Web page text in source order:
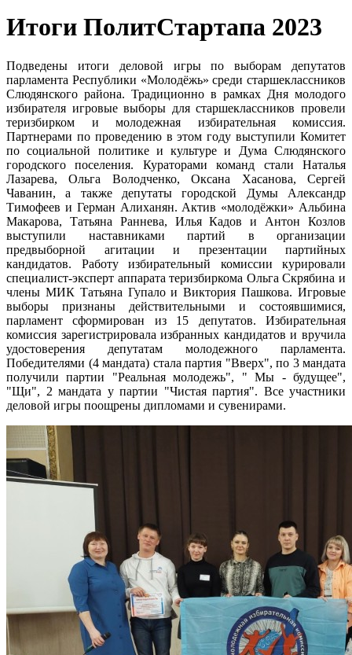
Итоги ПолитСтартапа 2023
Подведены итоги деловой игры по выборам депутатов
парламента Республики «Молодёжь» среди старшеклассников
Слюдянского района. Традиционно в рамках Дня молодого
избирателя игровые выборы для старшеклассников провели
теризбирком и молодежная избирательная комиссия.
Партнерами по проведению в этом году выступили Комитет
по социальной политике и культуре и Дума Слюдянского
городского поселения. Кураторами команд стали Наталья
Лазарева, Ольга Володченко, Оксана Хасанова, Сергей
Чаванин, а также депутаты городской Думы Александр
Тимофеев и Герман Алиханян. Актив «молодёжки» Альбина
Макарова, Татьяна Раннева, Илья Кадов и Антон Козлов
выступили наставниками партий в организации
предвыборной агитации и презентации партийных
кандидатов. Работу избирательный комиссии курировали
специалист-эксперт аппарата теризбиркома Ольга Скрябина и
члены МИК Татьяна Гупало и Виктория Пашкова. Игровые
выборы признаны действительными и состоявшимися,
парламент сформирован из 15 депутатов. Избирательная
комиссия зарегистрировала избранных кандидатов и вручила
удостоверения депутатам молодежного парламента.
Победителями (4 мандата) стала партия "Вверх", по 3 мандата
получили партии "Реальная молодежь", " Мы - будущее",
"Щи", 2 мандата у партии "Чистая партия". Все участники
деловой игры поощрены дипломами и сувенирами.